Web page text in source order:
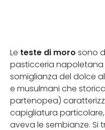
Le teste di moro sono
pasticceria napoletana
somiglianza del dolce
e musulmani che
partenopea)
capigliatura
aveva le sembianze.